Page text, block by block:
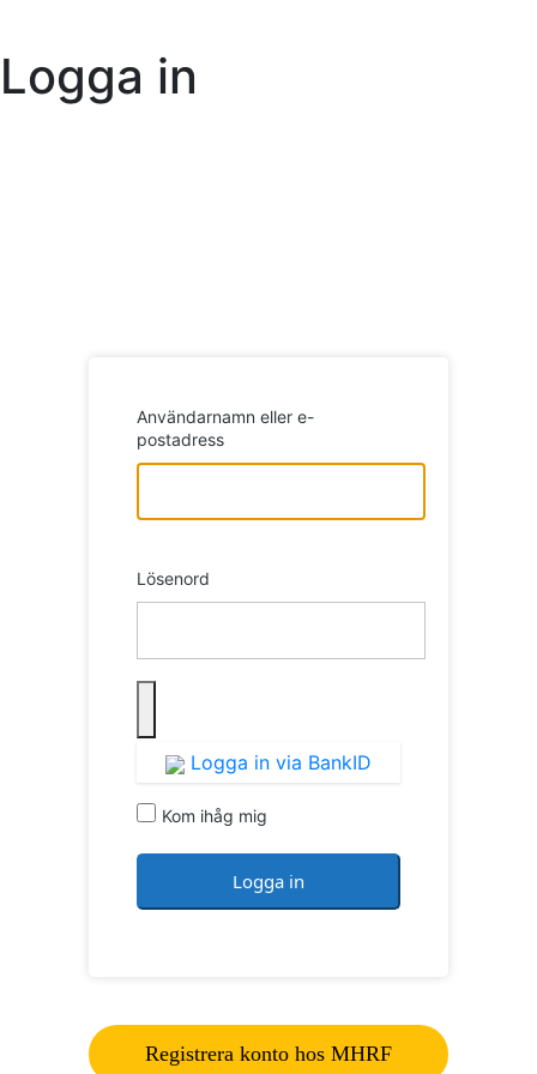
Logga in
Användarnamn eller e-
postadress
Lösenord
Logga in via BankID
Kom ihåg mig
Registrera konto hos MHRF